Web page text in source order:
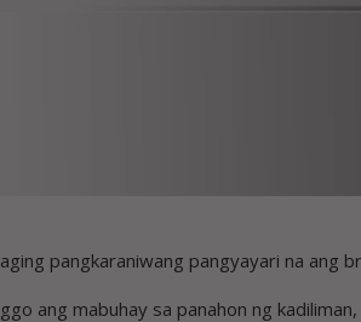
pangkaraniwang pangyayari na ang
ang mabuhay sa panahon ng kadiliman,